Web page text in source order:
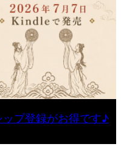
プ登録がお得です♪